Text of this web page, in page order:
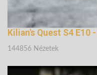
Kilian's Quest S4
144856 Nézetek